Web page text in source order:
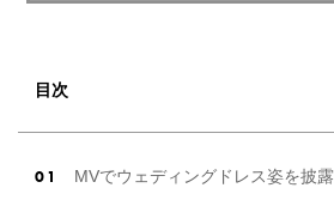
目次
MVでウェディングドレス姿を披露